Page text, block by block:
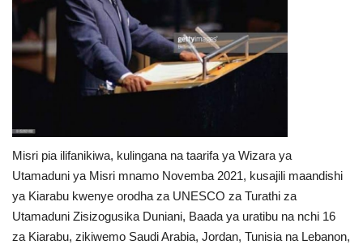
Washiriki
Video
Wadhamini
Language
English Swahili español
French Arabic
Misri pia ilifanikiwa, kulingana na taarifa ya Wizara ya
Utamaduni ya Misri mnamo Novemba 2021, kusajili maandishi
ya Kiarabu kwenye orodha za UNESCO za Turathi za
Utamaduni Zisizogusika Duniani, Baada ya uratibu na nchi 16
za Kiarabu, zikiwemo Saudi Arabia, Jordan, Tunisia na Lebanon,